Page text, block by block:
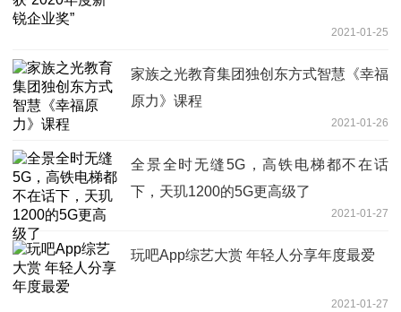
2021-01-25
家族之光教育集团独创东方式智慧《幸福
原力》课程
2021-01-26
全景全时无缝5G，高铁电梯都不在话
下，天玑1200的5G更高级了
2021-01-27
玩吧App综艺大赏 年轻人分享年度最爱
2021-01-27